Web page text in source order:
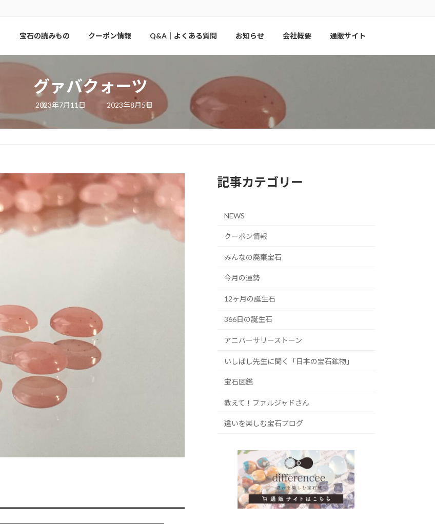
宝石の読みもの クーポン情報 Q&A｜よくある質問 お知らせ 会社概要 通販サイト
グァバクォーツ
2023年7月11日
最
更
2023年8月5日
記事カテゴリー
NEWS
クーポン情報
みんなの廃棄宝石
今月の運勢
12ヶ月の誕生石
366日の誕生石
アニバーサリーストーン
いしばし先生に聞く「日本の宝石鉱物」
宝石図鑑
教えて！ファルジャドさん
違いを楽しむ宝石ブログ